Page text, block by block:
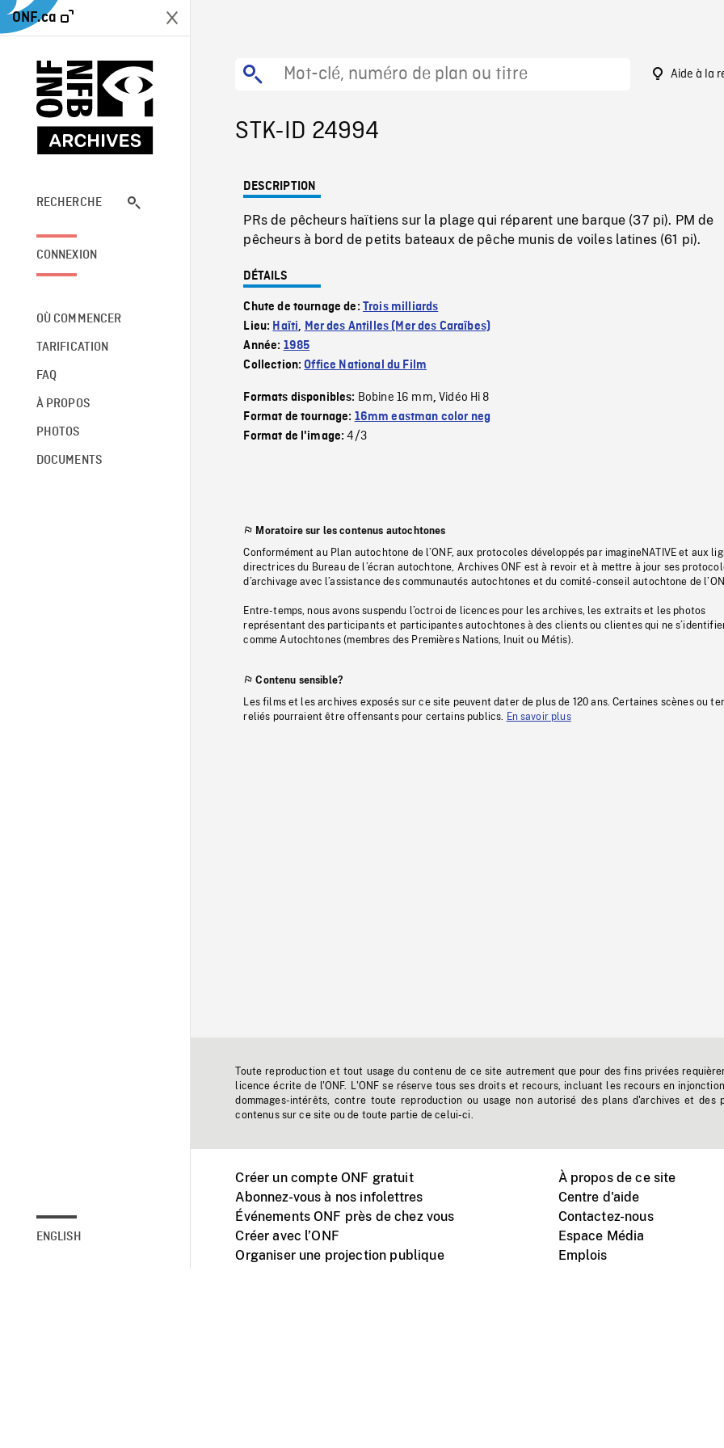
ONF.ca
RECHERCHE
CONNEXION
OÙ COMMENCER
TARIFICATION
FAQ
À PROPOS
PHOTOS
DOCUMENTS
ENGLISH
Aide à la
STK-ID 24994
DESCRIPTION
PRs de pêcheurs haïtiens sur la plage qui réparent une barque (37 pi). PM de
pêcheurs à bord de petits bateaux de pêche munis de voiles latines (61 pi).
DÉTAILS
Chute de tournage de: Trois milliards
Lieu: Haïti, Mer des Antilles (Mer des Caraïbes)
Année: 1985
Collection:Office National du Film
Formats disponibles: Bobine 16 mm,Vidéo Hi 8
Format de tournage: 16mm eastman color neg
Format de l'image:4/3
Moratoire sur les contenus autochtones
Conformément au Plan autochtone de l’ONF, aux protocoles développés par imagineNATIVE et aux
directrices du Bureau de l’écran autochtone, Archives ONF est à revoir et à mettre à jour ses
d’archivage avec l’assistance des communautés autochtones et du comité-conseil autochtone de
Entre-temps, nous avons suspendu l’octroi de licences pour les archives, les extraits et les photos
représentant des participants et participantes autochtones à des clients ou clientes qui ne
comme Autochtones (membres des Premières Nations, Inuit ou Métis).
Contenu sensible?
Les films et les archives exposés sur ce site peuvent dater de plus de 120 ans. Certaines scènes ou
reliés pourraient être offensants pour certains publics. En savoir plus
Toute reproduction et tout usage du contenu de ce site autrement que pour des fins privées
licence écrite de l'ONF. L'ONF se réserve tous ses droits et recours, incluant les recours en
dommages-intérêts, contre toute reproduction ou usage non autorisé des plans d'archives et des
contenus sur ce site ou de toute partie de celui-ci.
Créer un compte ONF gratuit
Abonnez-vous à nos infolettres
Événements ONF près de chez vous
Créer avec l’ONF
Organiser une projection publique
À propos de ce site
Centre d'aide
Contactez-nous
Espace Média
Emplois